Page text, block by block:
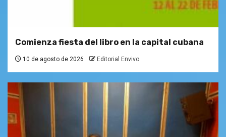
Comienza fiesta del libro en la capital cubana
10 de agosto de 2026 Editorial Envivo